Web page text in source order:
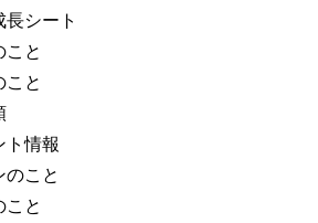
長シート
こと
こと
ト情報
のこと
こと